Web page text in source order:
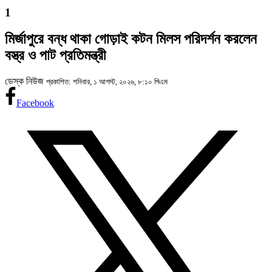
1
মির্জাপুরে বন্ধ থাকা গোড়াই কটন মিলস পরিদর্শন করলেন
বস্ত্র ও পাট প্রতিমন্ত্রী
ডেস্ক নিউজ প্রকাশিত: শনিবার, ১ আগস্ট, ২০২৬, ৮:১০ পিএম
Facebook